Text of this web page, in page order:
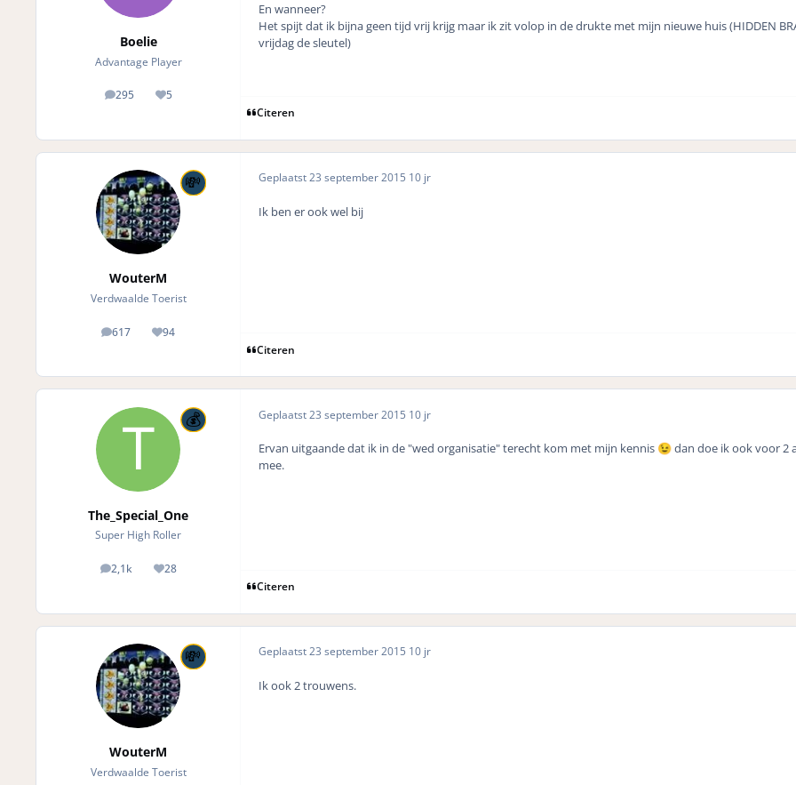
Boelie
Advantage Player
295
posts 5
Reputation
En wanneer?
Het spijt dat ik bijna geen tijd vrij krijg maar ik zit volop in de drukte met mijn nieuwe huis (HIDDEN
vrijdag de sleutel)
Citeren
WouterM
Verdwaalde Toerist
617
posts 94
Reputation
Geplaatst23 september 2015 10 jr
Ik ben er ook wel bij
Citeren
The_Special_One
Super High Roller
2,1k
posts 28
Reputation
Geplaatst23 september 2015 10 jr
Ervan uitgaande dat ik in de "wed organisatie" terecht kom met mijn kennis 😉dan doe ik ook voor 2
mee.
Citeren
WouterM
Verdwaalde Toerist
Geplaatst23 september 2015 10 jr
Ik ook 2 trouwens.